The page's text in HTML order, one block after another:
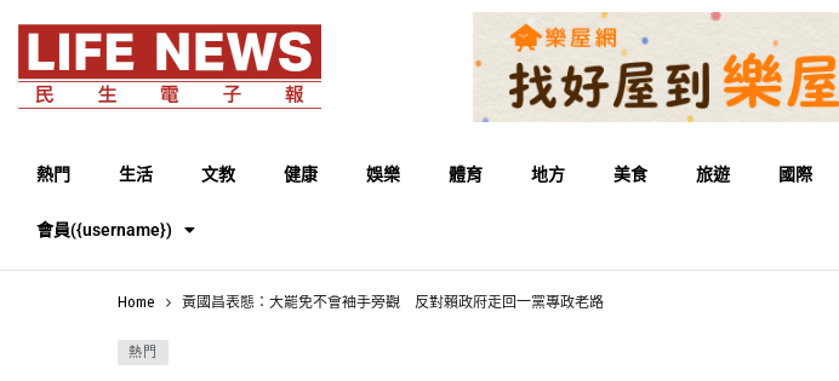
熱門 生活 文教 健康 娛樂 體育 地方 美食 旅遊 國際
會員({username})
Home 黃國昌表態：大罷免不會袖手旁觀 反對賴政府走回一黨專政老路
熱門